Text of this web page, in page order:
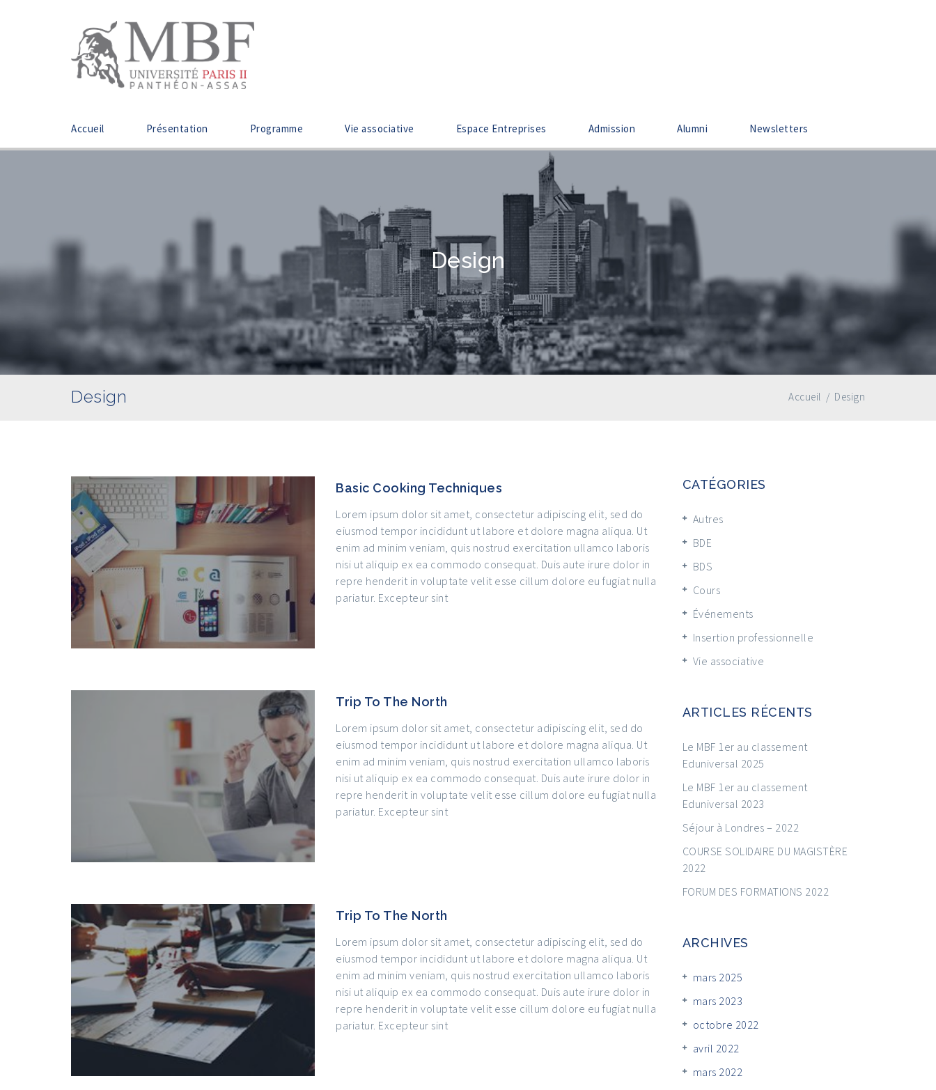
Accueil Présentation Programme Vie associative Espace Entreprises Admission Alumni Newsletters
Design
Design Accueil / Design
Basic Cooking Techniques
Lorem ipsum dolor sit amet, consectetur adipiscing elit, sed do
eiusmod tempor incididunt ut labore et dolore magna aliqua. Ut
enim ad minim veniam, quis nostrud exercitation ullamco laboris
nisi ut aliquip ex ea commodo consequat. Duis aute irure dolor in
repre henderit in voluptate velit esse cillum dolore eu fugiat nulla
pariatur. Excepteur sint
Trip To The North
Lorem ipsum dolor sit amet, consectetur adipiscing elit, sed do
eiusmod tempor incididunt ut labore et dolore magna aliqua. Ut
enim ad minim veniam, quis nostrud exercitation ullamco laboris
nisi ut aliquip ex ea commodo consequat. Duis aute irure dolor in
repre henderit in voluptate velit esse cillum dolore eu fugiat nulla
pariatur. Excepteur sint
Trip To The North
Lorem ipsum dolor sit amet, consectetur adipiscing elit, sed do
eiusmod tempor incididunt ut labore et dolore magna aliqua. Ut
enim ad minim veniam, quis nostrud exercitation ullamco laboris
nisi ut aliquip ex ea commodo consequat. Duis aute irure dolor in
repre henderit in voluptate velit esse cillum dolore eu fugiat nulla
pariatur. Excepteur sint
CATÉGORIES
Autres
BDE
BDS
Cours
Événements
Insertion professionnelle
Vie associative
ARTICLES RÉCENTS
Le MBF 1er au classement
Eduniversal 2025
Le MBF 1er au classement
Eduniversal 2023
Séjour à Londres – 2022
COURSE SOLIDAIRE DU MAGISTÈRE
2022
FORUM DES FORMATIONS 2022
ARCHIVES
mars 2025
mars 2023
octobre 2022
avril 2022
mars 2022